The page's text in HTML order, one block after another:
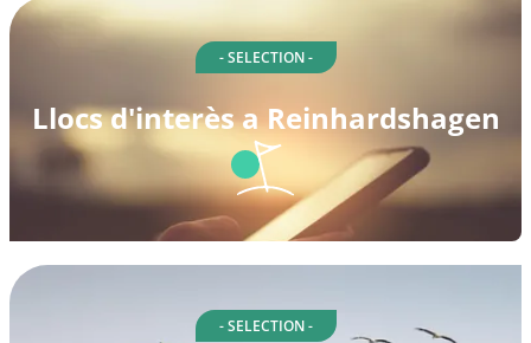
- SELECTION -
Llocs d'interès a Reinhardshagen
- SELECTION -